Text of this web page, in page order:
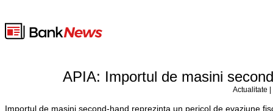
APIA: Importul de masini
Actualitate
Importul de masini second-hand reprezinta un pericol de evaziune